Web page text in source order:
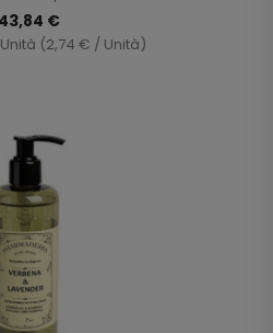
43,84 €
(2,74 € / Unità)